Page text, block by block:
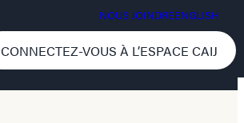
NOUS JOINDREENGLISH
CONNECTEZ-VOUS À L’ESPACE CAIJ